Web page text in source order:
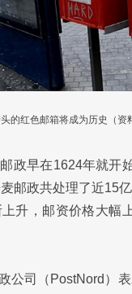
的红色邮箱将成为历史（资
政早在1624年就开
邮政共处理了近15
升，邮资价格大幅
公司（PostNord）